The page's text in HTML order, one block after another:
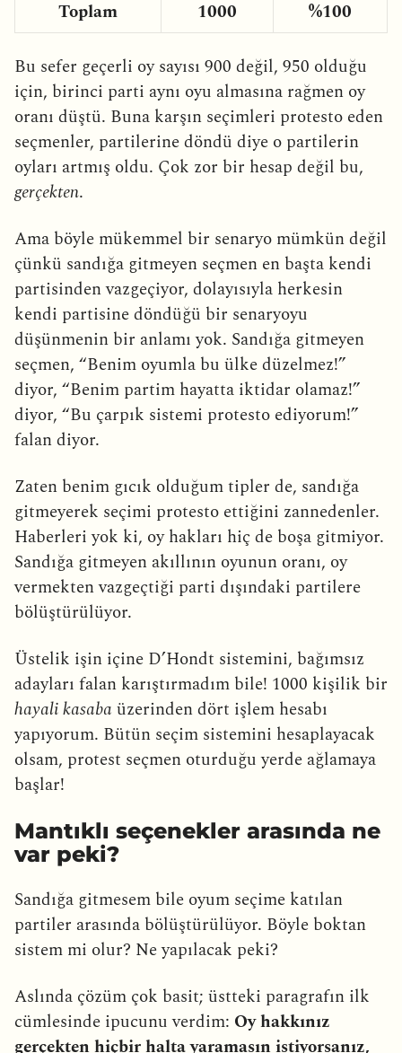
Toplam 1000 %100
Bu sefer geçerli oy sayısı 900 değil, 950 olduğu
için, birinci parti aynı oyu almasına rağmen oy
oranı düştü. Buna karşın seçimleri protesto eden
seçmenler, partilerine döndü diye o partilerin
oyları artmış oldu. Çok zor bir hesap değil bu,
gerçekten.
Ama böyle mükemmel bir senaryo mümkün değil
çünkü sandığa gitmeyen seçmen en başta kendi
partisinden vazgeçiyor, dolayısıyla herkesin
kendi partisine döndüğü bir senaryoyu
düşünmenin bir anlamı yok. Sandığa gitmeyen
seçmen, “Benim oyumla bu ülke düzelmez!”
diyor, “Benim partim hayatta iktidar olamaz!”
diyor, “Bu çarpık sistemi protesto ediyorum!”
falan diyor.
Zaten benim gıcık olduğum tipler de, sandığa
gitmeyerek seçimi protesto ettiğini zannedenler.
Haberleri yok ki, oy hakları hiç de boşa gitmiyor.
Sandığa gitmeyen akıllının oyunun oranı, oy
vermekten vazgeçtiği parti dışındaki partilere
bölüştürülüyor.
Üstelik işin içine D’Hondt sistemini, bağımsız
adayları falan karıştırmadım bile! 1000 kişilik bir
hayali kasaba üzerinden dört işlem hesabı
yapıyorum. Bütün seçim sistemini hesaplayacak
olsam, protest seçmen oturduğu yerde ağlamaya
başlar!
Mantıklı seçenekler arasında ne
var peki?
Sandığa gitmesem bile oyum seçime katılan
partiler arasında bölüştürülüyor. Böyle boktan
sistem mi olur? Ne yapılacak peki?
Aslında çözüm çok basit; üstteki paragrafın ilk
cümlesinde ipucunu verdim: Oy hakkınız
gerçekten hiçbir halta yaramasın istiyorsanız,